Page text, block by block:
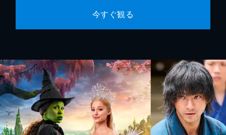
今すぐ観る